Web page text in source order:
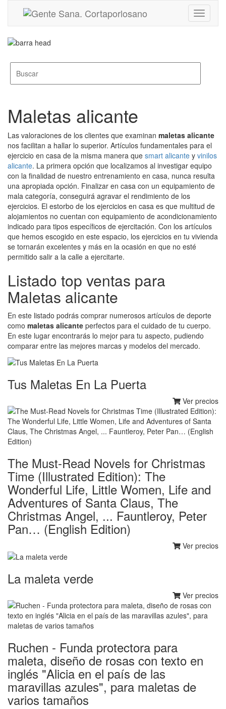
Toggle
Maletas alicante
Las valoraciones de los clientes que examinan maletas alicante
nos facilitan a hallar lo superior. Artículos fundamentales para el
ejercicio en casa de la misma manera que smart alicante y vinilos
alicante. La primera opción que localizamos al investigar equipo
con la finalidad de nuestro entrenamiento en casa, nunca resulta
una apropiada opción. Finalizar en casa con un equipamiento de
mala categoría, conseguirá agravar el rendimiento de los
ejercicios. El estorbo de los ejercicios en casa es que multitud de
alojamientos no cuentan con equipamiento de acondicionamiento
indicado para tipos específicos de ejercitación. Con los artículos
que hemos escogido en este espacio, los ejercicios en tu vivienda
se tornarán excelentes y más en la ocasión en que no esté
permitido salir a la calle a ejercitarte.
Listado top ventas para
Maletas alicante
En este listado podrás comprar numerosos artículos de deporte
como maletas alicante perfectos para el cuidado de tu cuerpo.
En este lugar encontrarás lo mejor para tu aspecto, pudiendo
comparar entre las mejores marcas y modelos del mercado.
Tus Maletas En La Puerta
Ver precios
The Must-Read Novels for Christmas
Time (Illustrated Edition): The
Wonderful Life, Little Women, Life and
Adventures of Santa Claus, The
Christmas Angel, ... Fauntleroy, Peter
Pan… (English Edition)
Ver precios
La maleta verde
Ver precios
Ruchen - Funda protectora para
maleta, diseño de rosas con texto en
inglés "Alicia en el país de las
maravillas azules", para maletas de
varios tamaños